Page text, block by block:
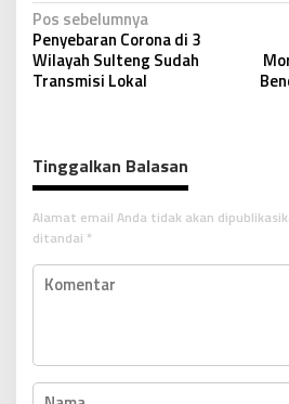
N
a
v
a
s
i
p
o
Pos sebelumnya
Penyebaran Corona di 3
Wilayah Sulteng Sudah
Transmisi Lokal
Tinggalkan Balasan
Alamat email Anda tidak akan
ditandai *